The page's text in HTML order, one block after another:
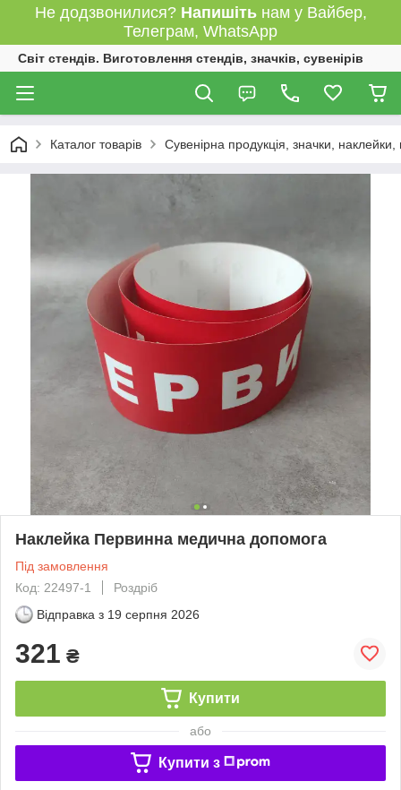
Не додзвонилися? Напишітьнам у Вайбер,
Телеграм, WhatsApp
Світ стендів. Виготовлення стендів, значків, сувенірів
Каталог товарів Сувенірна продукція, значки, наклейки,
Наклейка Первинна медична допомога
Під замовлення
Код: 22497-1
Роздріб
Відправка з 19 серпня 2026
321 ₴
Купити
або
Купити з